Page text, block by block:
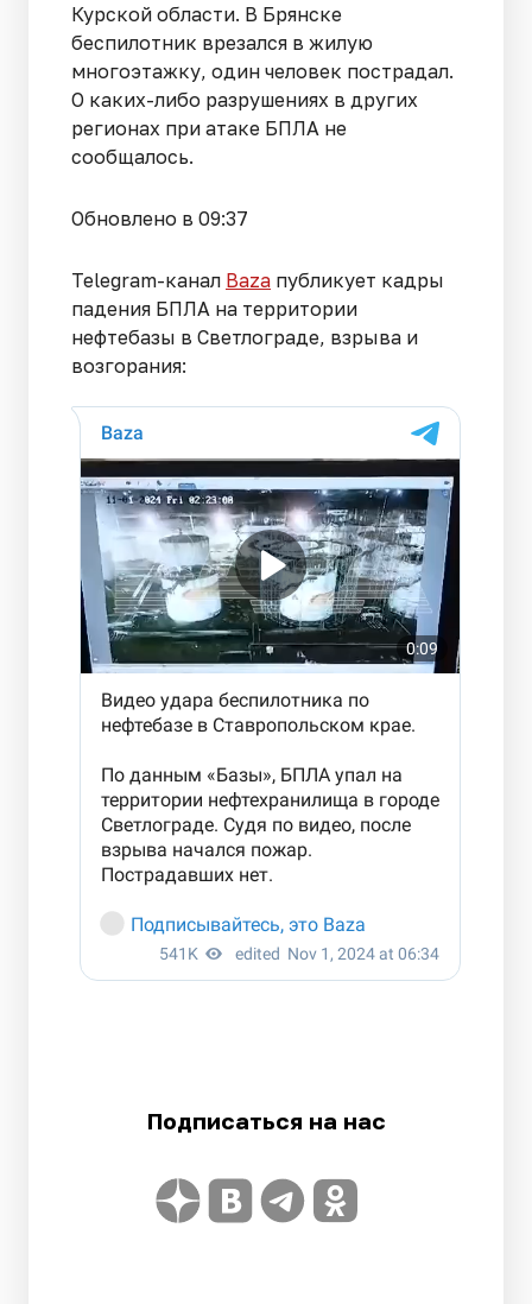
Курской области. В Брянске
беспилотник врезался в жилую
многоэтажку, один человек пострадал.
О каких-либо разрушениях в других
регионах при атаке БПЛА не
сообщалось.
Обновлено в 09:37
Telegram-канал Baza публикует кадры
падения БПЛА на территории
нефтебазы в Светлограде, взрыва и
возгорания:
Подписаться на нас